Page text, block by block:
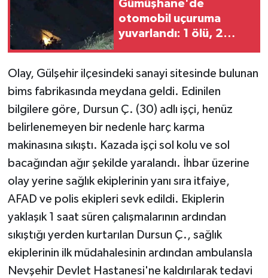
Gümüşhane'de
otomobil uçuruma
yuvarlandı: 1 ölü, 2
Olay, Gülşehir ilçesindeki sanayi sitesinde bulunan
bims fabrikasında meydana geldi. Edinilen
bilgilere göre, Dursun Ç. (30) adlı işçi, henüz
belirlenemeyen bir nedenle harç karma
makinasına sıkıştı. Kazada işçi sol kolu ve sol
bacağından ağır şekilde yaralandı. İhbar üzerine
olay yerine sağlık ekiplerinin yanı sıra itfaiye,
AFAD ve polis ekipleri sevk edildi. Ekiplerin
yaklaşık 1 saat süren çalışmalarının ardından
sıkıştığı yerden kurtarılan Dursun Ç., sağlık
ekiplerinin ilk müdahalesinin ardından ambulansla
Nevşehir Devlet Hastanesi'ne kaldırılarak tedavi